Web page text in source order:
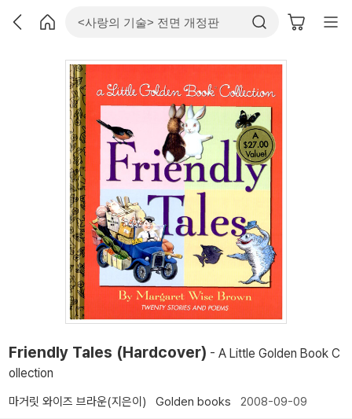
Friendly Tales (Hardcover) - A Little Golden Book C
ollection
마거릿 와이즈 브라운(지은이) Golden books 2008-09-09